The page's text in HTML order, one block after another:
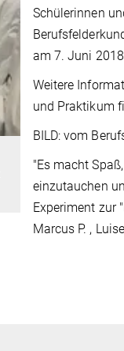
Schülerinnen
am 7. Juni
Weitere
und Praktikum
BILD: vom
"Es macht
einzutauchen
Experiment zur
Marcus P. ,